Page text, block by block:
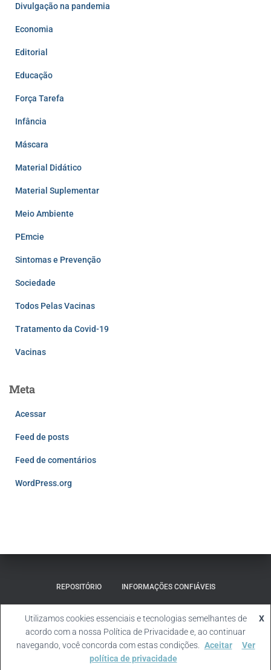
Divulgação na pandemia
Economia
Editorial
Educação
Força Tarefa
Infância
Máscara
Material Didático
Material Suplementar
Meio Ambiente
PEmcie
Sintomas e Prevenção
Sociedade
Todos Pelas Vacinas
Tratamento da Covid-19
Vacinas
Meta
Acessar
Feed de posts
Feed de comentários
WordPress.org
REPOSITÓRIO INFORMAÇÕES CONFIÁVEIS
MATERIAL SUPLEMENTAR
Hestia | Desenvolvido porThemeIsle
Utilizamos cookies essenciais e tecnologias semelhantes de
acordo com a nossa Política de Privacidade e, ao continuar
navegando, você concorda com estas condições.
X
Aceitar
Ver
política de privacidade